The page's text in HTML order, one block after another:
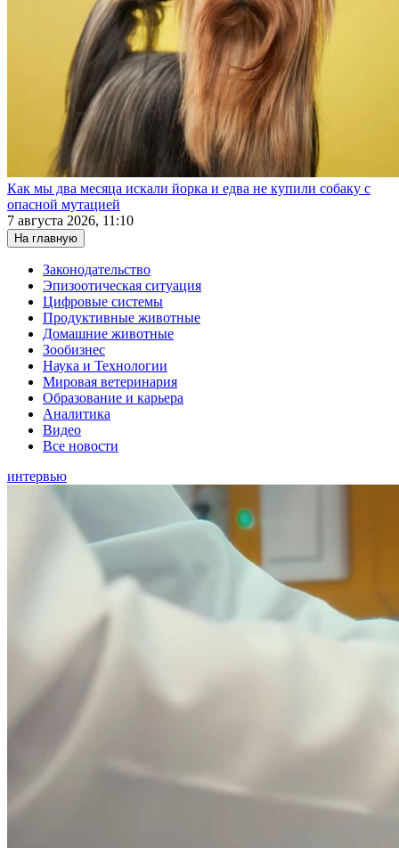
Как мы два месяца искали йорка и едва не купили собаку с
опасной мутацией
7 августа 2026, 11:10
На главную
Законодательство
Эпизоотическая ситуация
Цифровые системы
Продуктивные животные
Домашние животные
Зообизнес
Наука и Технологии
Мировая ветеринария
Образование и карьера
Аналитика
Видео
Все новости
интервью